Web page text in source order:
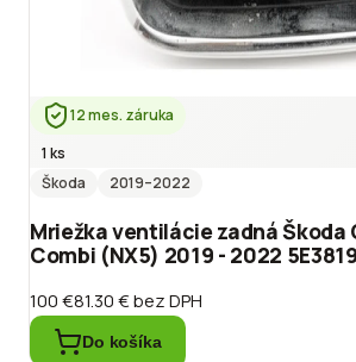
12 mes. záruka
1 ks
Škoda
2019–2022
Mriežka ventilácie zadná Škoda
Combi (NX5) 2019 - 2022
100 €81.30 €bez DPH
Do košíka